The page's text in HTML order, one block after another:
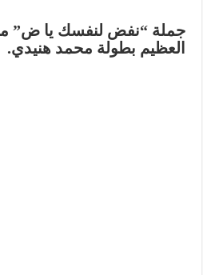
جملة “نفض لنفسك يا ض”
العظيم بطولة محمد هنيدي.